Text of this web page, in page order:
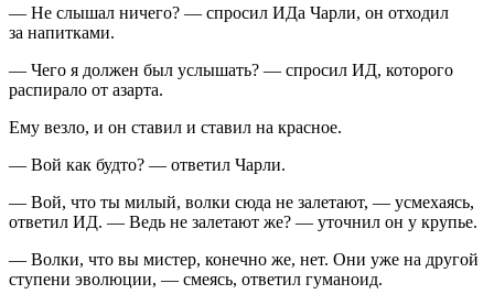
— Не слышал ничего? — спросил ИДа Чарли, он отходил
за напитками.
— Чего я должен был услышать? — спросил ИД, которого
распирало от азарта.
Ему везло, и он ставил и ставил на красное.
— Вой как будто? — ответил Чарли.
— Вой, что ты милый, волки сюда не залетают, — усмехаясь,
ответил ИД. — Ведь не залетают же? — уточнил он у крупье.
— Волки, что вы мистер, конечно же, нет. Они уже на другой
ступени эволюции, — смеясь, ответил гуманоид.